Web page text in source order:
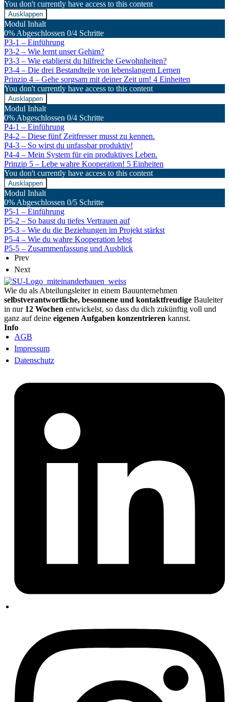
zu
beeinflussen!
You don't currently have access to this content
Ausklappen
Prinzip
3
–
Lerne
dein
Leben
lang!
Modul Inhalt
0% Abgeschlossen 0/4 Schritte
P3-1 – Einführung
P3-2 – Wie lernt unser Gehirn?
P3-3 – Wie etablierst du hilfreiche Gewohnheiten?
P3-4 – Die drei Bestandteile von lebenslangem Lernen
Prinzip 4 – Gehe sorgsam mit deiner Zeit um! 4 Einheiten
You don't currently have access to this content
Ausklappen
Prinzip
4
–
Gehe
sorgsam
mit
deiner
Zeit
um!
Modul Inhalt
0% Abgeschlossen 0/4 Schritte
P4-1 – Einführung
P4-2 – Diese fünf Zeitfresser musst zu kennen.
P4-3 – So wirst du unfassbar produktiv!
P4-4 – Mein System für ein produktives Leben.
Prinzip 5 – Lebe wahre Kooperation! 5 Einheiten
You don't currently have access to this content
Ausklappen
Prinzip
5
–
Lebe
wahre
Kooperation!
Modul Inhalt
0% Abgeschlossen 0/5 Schritte
P5-1 – Einführung
P5-2 – So baust du tiefes Vertrauen auf
P5-3 – Wie du die Beziehungen im Projekt stärkst
P5-4 – Wie du wahre Kooperation lebst
P5-5 – Zusammenfassung und Ausblick
Prev
Next
Wie du als Abteilungsleiter in einem Bauunternehmen
selbstverantwortliche, besonnene und kontaktfreudige Bauleiter
in nur 12 Wochen entwickelst, so dass du dich zukünftig voll und
ganz auf deine eigenen Aufgaben konzentrieren kannst.
Info
AGB
Impressum
Datenschutz